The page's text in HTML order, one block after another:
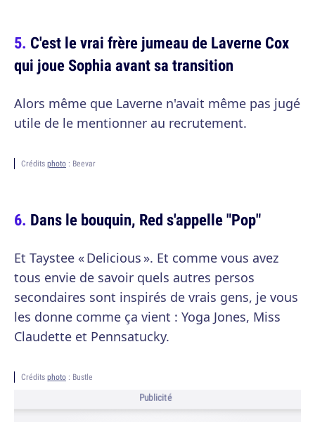
C'est le vrai frère jumeau de Laverne Cox
qui joue Sophia avant sa transition
Alors même que Laverne n'avait même pas jugé
utile de le mentionner au recrutement.
Crédits photo : Beevar
Dans le bouquin, Red s'appelle "Pop"
Et Taystee « Delicious ». Et comme vous avez
tous envie de savoir quels autres persos
secondaires sont inspirés de vrais gens, je vous
les donne comme ça vient : Yoga Jones, Miss
Claudette et Pennsatucky.
Crédits photo : Bustle
Publicité